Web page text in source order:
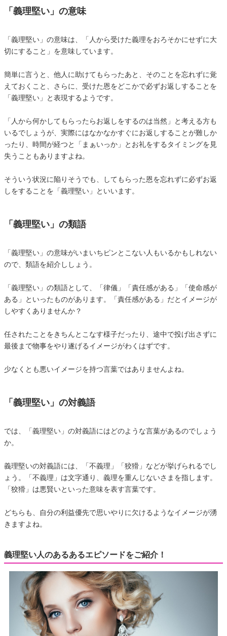
「義理堅い」の意味
「義理堅い」の意味は、「人から受けた義理をおろそかにせずに大
切にすること」を意味しています。
簡単に言うと、他人に助けてもらったあと、そのことを忘れずに覚
えておくこと、さらに、受けた恩をどこかで必ずお返しすることを
「義理堅い」と表現するようです。
「人から何かしてもらったらお返しをするのは当然」と考える方も
いるでしょうが、実際にはなかなかすぐにお返しすることが難しか
ったり、時間が経つと「まぁいっか」とお礼をするタイミングを見
失うこともありますよね。
そういう状況に陥りそうでも、してもらった恩を忘れずに必ずお返
しをすることを「義理堅い」といいます。
「義理堅い」の類語
「義理堅い」の意味がいまいちピンとこない人もいるかもしれない
ので、類語を紹介ししょう。
「義理堅い」の類語として、「律儀」「責任感がある」「使命感が
ある」といったものがあります。「責任感がある」だとイメージが
しやすくありませんか？
任されたことをきちんとこなす様子だったり、途中で投げ出さずに
最後まで物事をやり遂げるイメージがわくはずです。
少なくとも悪いイメージを持つ言葉ではありませんよね。
「義理堅い」の対義語
では、「義理堅い」の対義語にはどのような言葉があるのでしょう
か。
義理堅いの対義語には、「不義理」「狡猾」などが挙げられるでし
ょう。「不義理」は文字通り、義理を重んじないさまを指します。
「狡猾」は悪賢いといった意味を表す言葉です。
どちらも、自分の利益優先で思いやりに欠けるようなイメージが湧
きますよね。
義理堅い人のあるあるエピソードをご紹介！